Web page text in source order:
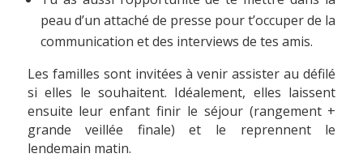
peau d’un attaché de presse pour t’occuper de la
communication et des interviews de tes amis.
Les familles sont invitées à venir assister au défilé
si elles le souhaitent. Idéalement, elles laissent
ensuite leur enfant finir le séjour (rangement +
grande veillée finale) et le reprennent le
lendemain matin.